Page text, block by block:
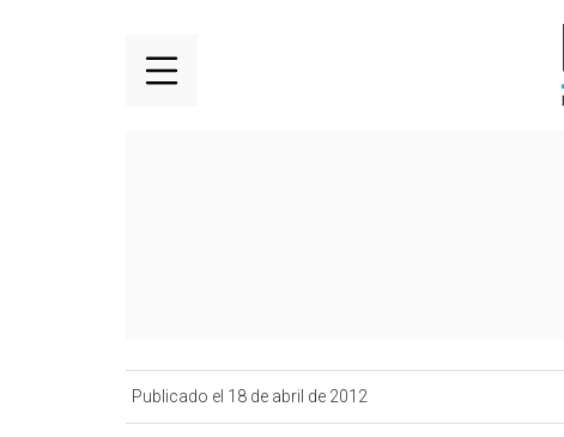
Publicado el 18 de abril de 2012